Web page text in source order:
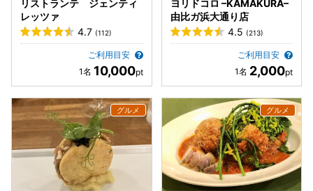
リストランテ ジェンティ
レッツァ
4.7 (112)
ご利用目安
10,000
ヨリドコロ –KAMAKURA–
由比ガ浜大通り店
4.5 (213)
ご利用目安
2,000